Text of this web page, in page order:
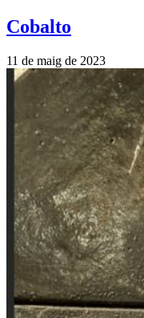
Cobalto
11 de maig de 2023